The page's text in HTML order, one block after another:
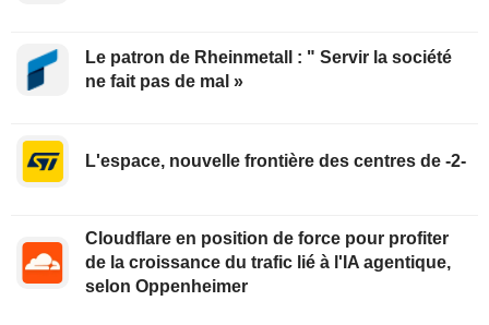
Le patron de Rheinmetall : " Servir la société
ne fait pas de mal »
L'espace, nouvelle frontière des centres de -2-
Cloudflare en position de force pour profiter
de la croissance du trafic lié à l'IA agentique,
selon Oppenheimer